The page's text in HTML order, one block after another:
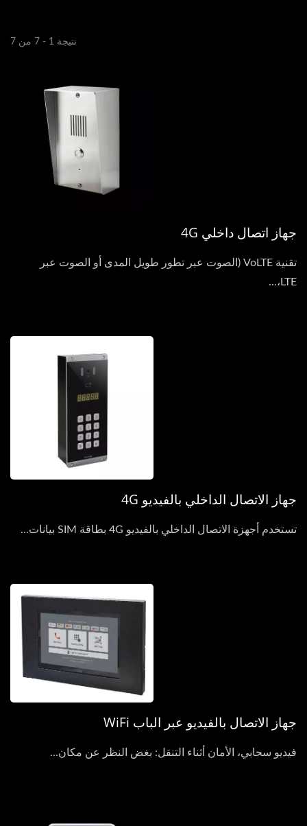
نتيجة 1 - 7 من 7
جهاز اتصال داخلي 4G
تقنية VoLTE (الصوت عبر تطور طويل المدى أو الصوت عبر
LTE،...
جهاز الاتصال الداخلي بالفيديو 4G
تستخدم أجهزة الاتصال الداخلي بالفيديو 4G بطاقة SIM بيانات...
جهاز الاتصال بالفيديو عبر الباب WiFi
فيديو سحابي، الأمان أثناء التنقل: بغض النظر عن مكان...